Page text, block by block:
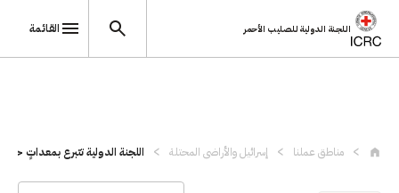
اللجنة الدولية للصليب الأحمر القائمة
مناطق عملنا إسرائيل والأراضي المحتلة اللجنة الدولية تتبرع بمعداتٍ